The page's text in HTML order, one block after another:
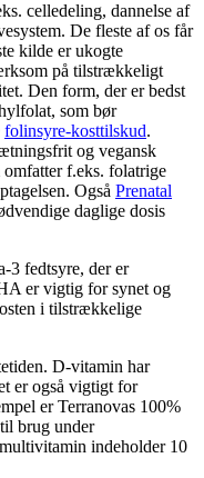
celledeling, dannelse af
De fleste af os får
kilde er ukogte
på tilstrækkeligt
Den form, der er bedst
som bør
folinsyre-kosttilskud.
og vegansk
omfatter f.eks. folatrige
Også Prenatal
daglige dosis
3 fedtsyre, der er
er vigtig for synet og
i tilstrækkelige
D-vitamin har
er også vigtigt for
er Terranovas 100%
brug under
indeholder 10